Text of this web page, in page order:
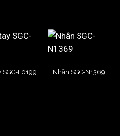
SGC-L0199 Nhẫn SGC-N1369